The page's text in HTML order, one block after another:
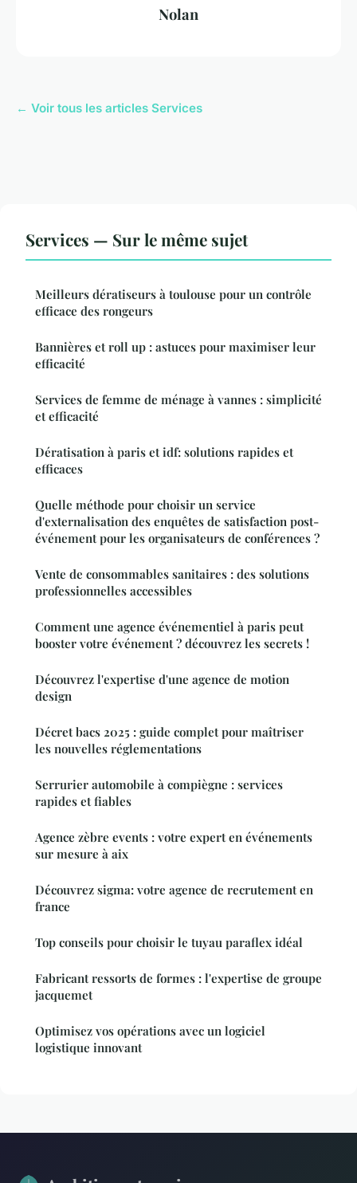
Nolan
← Voir tous les articles Services
Services — Sur le même sujet
Meilleurs dératiseurs à toulouse pour un contrôle
efficace des rongeurs
Bannières et roll up : astuces pour maximiser leur
efficacité
Services de femme de ménage à vannes : simplicité
et efficacité
Dératisation à paris et idf: solutions rapides et
efficaces
Quelle méthode pour choisir un service
d'externalisation des enquêtes de satisfaction post-
événement pour les organisateurs de conférences ?
Vente de consommables sanitaires : des solutions
professionnelles accessibles
Comment une agence événementiel à paris peut
booster votre événement ? découvrez les secrets !
Découvrez l'expertise d'une agence de motion
design
Décret bacs 2025 : guide complet pour maîtriser
les nouvelles réglementations
Serrurier automobile à compiègne : services
rapides et fiables
Agence zèbre events : votre expert en événements
sur mesure à aix
Découvrez sigma: votre agence de recrutement en
france
Top conseils pour choisir le tuyau paraflex idéal
Fabricant ressorts de formes : l'expertise de groupe
jacquemet
Optimisez vos opérations avec un logiciel
logistique innovant